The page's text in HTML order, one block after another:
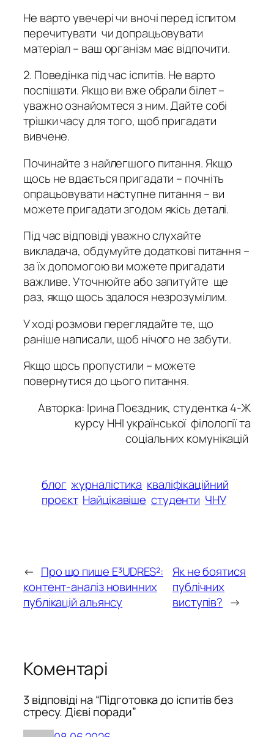
Не варто увечері чи вночі перед іспитом
перечитувати чи допрацьовувати
матеріал – ваш організм має відпочити.
2. Поведінка під час іспитів. Не варто
поспішати. Якщо ви вже обрали білет –
уважно ознайомтеся з ним. Дайте собі
трішки часу для того, щоб пригадати
вивчене.
Починайте з найлегшого питання. Якщо
щось не вдається пригадати – почніть
опрацьовувати наступне питання – ви
можете пригадати згодом якісь деталі.
Під час відповіді уважно слухайте
викладача, обдумуйте додаткові питання –
за їх допомогою ви можете пригадати
важливе. Уточнюйте або запитуйте ще
раз, якщо щось здалося незрозумілим.
У ході розмови переглядайте те, що
раніше написали, щоб нічого не забути.
Якщо щось пропустили – можете
повернутися до цього питання.
Авторка: Ірина Поєздник, студентка 4-Ж
курсу ННІ української філології та
соціальних комунікацій
блог журналістика кваліфікаційний
проєкт Найцікавіше студенти ЧНУ
← Про що пише E³UDRES²:
контент-аналіз новинних
публікацій альянсу
Як не боятися
публічних
виступів? →
Коментарі
3 відповіді на “Підготовка до іспитів без
стресу. Дієві поради”